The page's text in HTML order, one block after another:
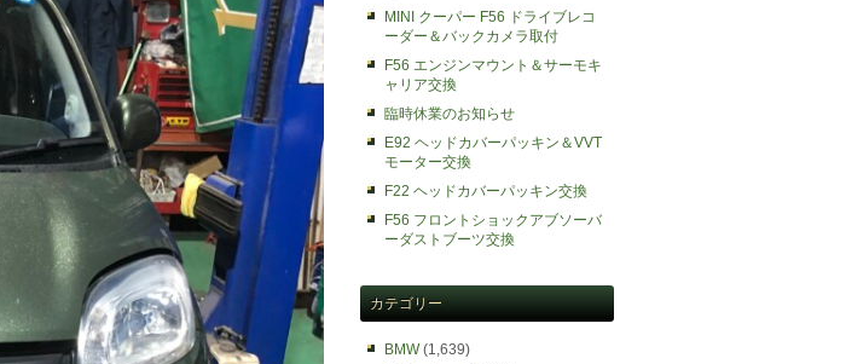
MINI クーパー F56 ドライブレコ
ーダー＆バックカメラ取付
F56 エンジンマウント＆サーモキ
ャリア交換
臨時休業のお知らせ
E92 ヘッドカバーパッキン＆VVT
モーター交換
F22 ヘッドカバーパッキン交換
F56 フロントショックアブソーバ
ーダストブーツ交換
カテゴリー
BMW(1,639)